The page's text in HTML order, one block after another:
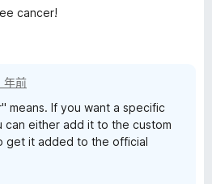
cancer!
年前
means. If you want a specific
either add it to the custom
get it added to the official